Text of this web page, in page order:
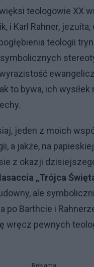
teologowie XX
i Karl Rahner,
teologii
to bywa, ich wysiłek
jeden z moich
a jakże, na
z okazji
„Trójca
ale
po Barthcie i
wręcz pewnych
Reklama